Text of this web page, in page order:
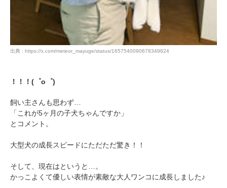
出典 : https://x.com/meteor_mayuge/status/1657540090678349824
！！！(゜o゜)
飼い主さんも思わず…
「これが5ヶ月の子犬ちゃんですか」
とコメント。
大型犬の成長スピードにただただ驚き！！
そして、現在はというと…。
かっこよくて優しい表情が素敵な大人ワンコに成長しました♪